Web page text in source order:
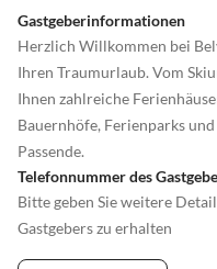
Gastgeberinformationen
Herzlich Willkommen bei
Ihren Traumurlaub. Vom
Ihnen zahlreiche
Bauernhöfe, Ferienparks
Passende.
Telefonnummer des
Bitte geben Sie weitere
Gastgebers zu erhalten